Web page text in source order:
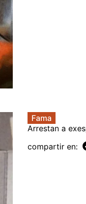
Fama
Arrestan a
compartir en: